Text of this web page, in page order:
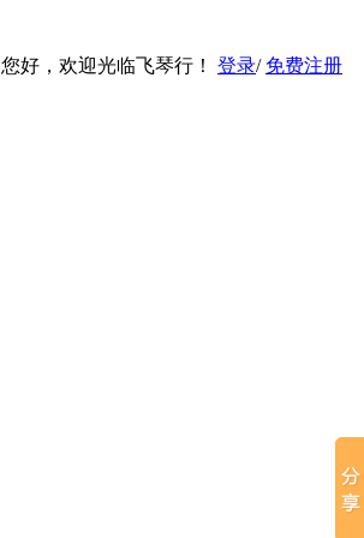
您好，欢迎光临飞琴行！ 登录/ 免费注册